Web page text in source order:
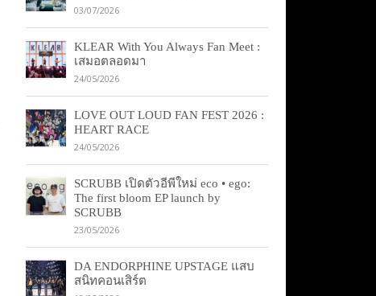
03/07/2026
KLEAR With You Always Fan Meet :
เสมอตลอดมา
24/05/2026
LOVE OUT LOUD FAN FEST 2026 :
HEART RACE
24/05/2026
SCRUBB เปิดตัวอีพีใหม่ eco • ego:
The first bloom EP launch by
SCRUBB
23/05/2026
DA ENDORPHINE UPSTAGE แสบ
สนิทคอนเสิร์ต